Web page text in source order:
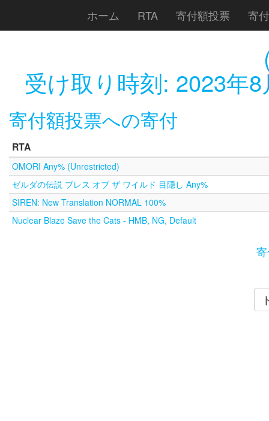
ホーム RTA 寄付額投票 寄
受け取り時刻: 2023年
寄付額投票への寄付
RTA
OMORI Any% (Unrestricted)
ゼルダの伝説 ブレス オブ ザ ワイルド 目隠し Any%
SIREN: New Translation NORMAL 100%
Nuclear Blaze Save the Cats - HMB, NG, Default